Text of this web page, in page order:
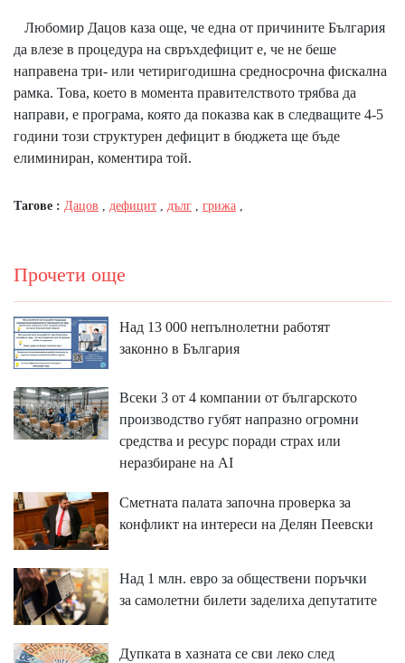
Любомир Дацов каза още, че една от причините България
да влезе в процедура на свръхдефицит е, че не беше
направена три- или четиригодишна средносрочна фискална
рамка. Това, което в момента правителството трябва да
направи, е програма, която да показва как в следващите 4-5
години този структурен дефицит в бюджета ще бъде
елиминиран, коментира той.
Тагове : Дацов дефицит дълг грижа
Прочети още
Над 13 000 непълнолетни работят
законно в България
Всеки 3 от 4 компании от българското
производство губят напразно огромни
средства и ресурс поради страх или
неразбиране на AI
Сметната палата започна проверка за
конфликт на интереси на Делян Пеевски
Над 1 млн. евро за обществени поръчки
за самолетни билети заделиха депутатите
Дупката в хазната се сви леко след